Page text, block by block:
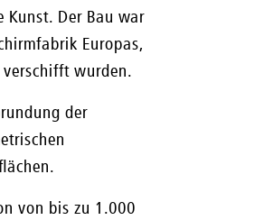
Kunst. Der Bau war
Europas,
verschifft wurden.
der
von bis zu 1.000